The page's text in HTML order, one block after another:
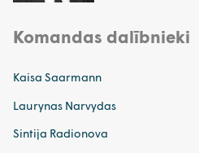
Komandas dalībnieki
Kaisa Saarmann
Laurynas Narvydas
Sintija Radionova